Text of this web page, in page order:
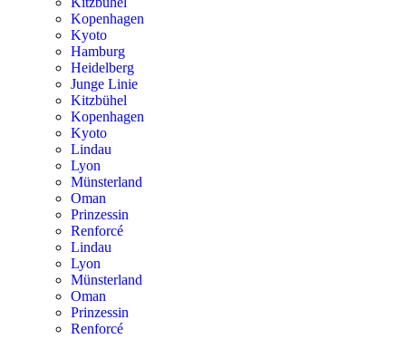
Kopenhagen
Kyoto
Hamburg
Heidelberg
Junge Linie
Kitzbühel
Kopenhagen
Kyoto
Lindau
Lyon
Münsterland
Oman
Prinzessin
Renforcé
Lindau
Lyon
Münsterland
Oman
Prinzessin
Renforcé